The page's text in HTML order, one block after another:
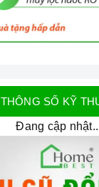
THÔNG SỐ KỸ
Đang cập